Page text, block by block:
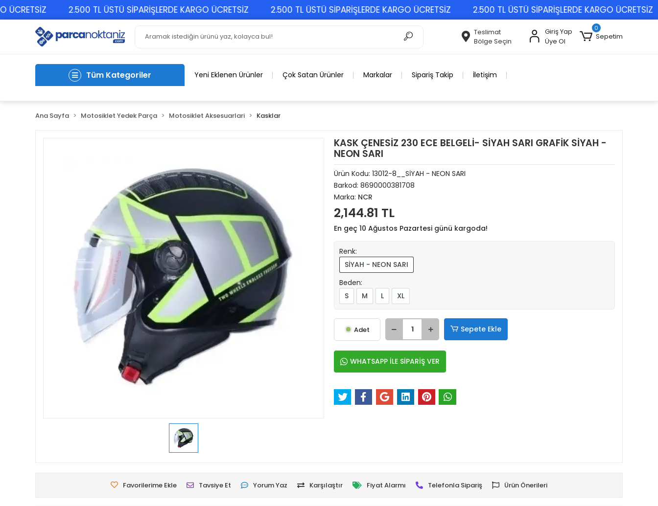
2.500 TL ÜSTÜ SİPARİŞLERDE KARGO ÜCRETSİZ 2.500 TL ÜSTÜ SİPARİŞLERDE KARGO ÜCRETSİZ 2.500 TL ÜSTÜ SİPARİŞLERDE KARGO ÜCRETSİZ
Teslimat
Bölge Seçin
Giriş Yap
Üye Ol
0
Sepetim
Tüm Kategoriler Yeni Eklenen Ürünler Çok Satan Ürünler Markalar Sipariş Takip İletişim
Ana Sayfa Motosiklet Yedek Parça Motosiklet Aksesuarlari Kasklar
KASK ÇENESİZ 230 ECE BELGELİ- SİYAH SARI GRAFİK SİYAH -
NEON SARI
Ürün Kodu: 13012-8__SİYAH - NEON SARI
Barkod: 8690000381708
Marka: NCR
2,144.81 TL
En geç 10 Ağustos Pazartesi günü kargoda!
Renk:
SİYAH - NEON SARI
Beden:
S
M L XL
Adet Sepete Ekle
WHATSAPP İLE SİPARİŞ VER
Favorilerime Ekle Tavsiye Et Yorum Yaz Karşılaştır Fiyat Alarmı Telefonla Sipariş Ürün Önerileri